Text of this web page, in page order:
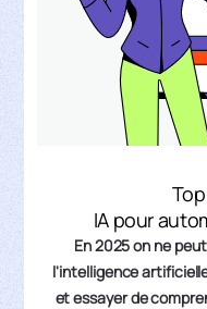
IA pour
En 2025 on ne
l'intelligence
et essayer de